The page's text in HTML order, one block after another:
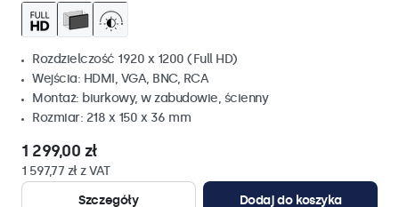
Rozdzielczość 1920 x 1200 (Full HD)
Wejścia: HDMI, VGA, BNC, RCA
Montaż: biurkowy, w zabudowie, ścienny
Rozmiar: 218 x 150 x 36 mm
1 299,00 zł
1 597,77 zł z VAT
Szczegóły
Dodaj do koszyka